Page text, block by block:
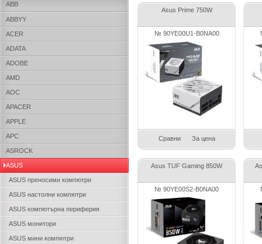
ABB
ABBYY
ACER
ADATA
ADOBE
AMD
AOC
APACER
APPLE
APC
ASROCK
ASUS
ASUS преносими компютри
ASUS настолни компютри
ASUS компютърна периферия
ASUS монитори
ASUS мини компютри
Asus Prime 750W
№ 90YE00U1-B0NA00
Сравни За цена
Asus TUF Gaming 850W
№ 90YE00S2-B0NA00